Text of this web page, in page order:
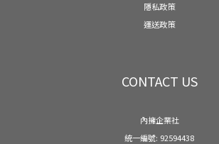
隱私政策
運送政策
CONTACT US
內擁企業社
統一編號: 92594438